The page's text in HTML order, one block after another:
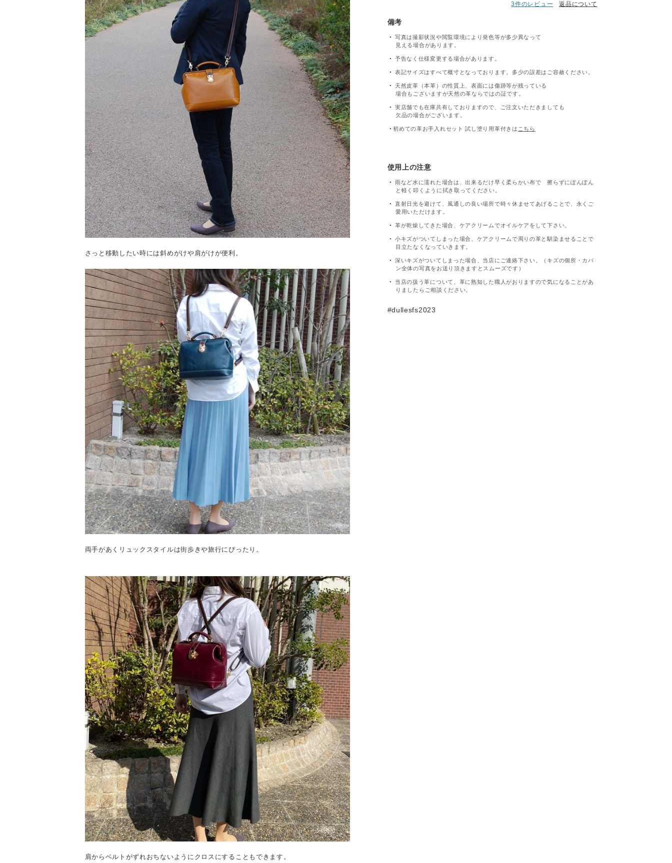
さっと移動したい時には斜めがけや肩がけが便利。
両手があくリュックスタイルは街歩きや旅行にぴったり。
肩からベルトがずれおちないようにクロスにすることもできます。
3件のレビュー 返品について
備考
写真は撮影状況や閲覧環境により発色等が多少異なって
見える場合があります。
予告なく仕様変更する場合があります。
表記サイズはすべて概寸となっております。多少の誤差はご容赦ください。
天然皮革（本革）の性質上、表面には傷跡等が残っている
場合もございますが天然の革ならではの証です。
実店舗でも在庫共有しておりますので、ご注文いただきましても
欠品の場合がございます。
初めての革お手入れセット 試し塗り用革付きは こちら
使用上の注意
雨など水に濡れた場合は、出来るだけ早く柔らかい布で 擦らずにぽんぽん
と軽く叩くように拭き取ってください。
直射日光を避けて、風通しの良い場所で時々休ませてあげることで、永くご
愛用いただけます。
革が乾燥してきた場合、ケアクリームでオイルケアをして下さい。
小キズがついてしまった場合、ケアクリームで周りの革と馴染ませることで
目立たなくなっていきます。
深いキズがついてしまった場合、当店にご連絡下さい。（キズの個所・カバ
ン全体の写真をお送り頂きますとスムーズです）
当店の扱う革について、革に熟知した職人がおりますので気になることがあ
りましたらご相談ください。
#dullesfs2023